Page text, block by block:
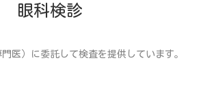
眼科検診
医）に委託して検査を提供しています。